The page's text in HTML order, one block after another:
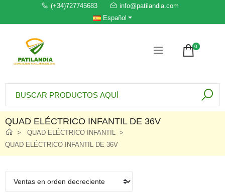
(+34)727745683
info@patilandia.com
Español
0
QUAD ELÉCTRICO INFANTIL DE 36V
QUAD ELÉCTRICO INFANTIL
QUAD ELÉCTRICO INFANTIL DE 36V